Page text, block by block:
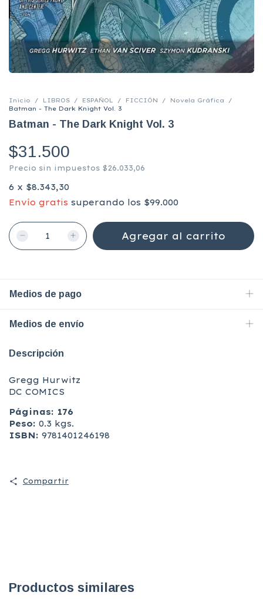
Inicio / LIBROS / ESPAÑOL / FICCIÓN / Novela Gráfica
/
Batman - The Dark Knight Vol. 3
Batman - The Dark Knight Vol. 3
$31.500
Precio sin impuestos $26.033,06
6 x $8.343,30
Envío gratis superando los $99.000
Medios de pago
Medios de envío
Descripción
Gregg Hurwitz
DC COMICS
Páginas: 176
Peso: 0.3 kgs.
ISBN: 9781401246198
Compartir
Productos similares